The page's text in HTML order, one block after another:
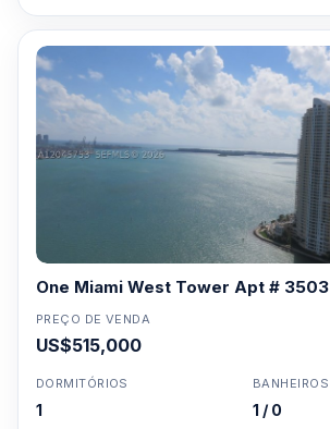
One Miami West Tower Apt # 3503
PREÇO DE VENDA
US$515,000
DORMITÓRIOS
1
BANHEIROS
1 / 0